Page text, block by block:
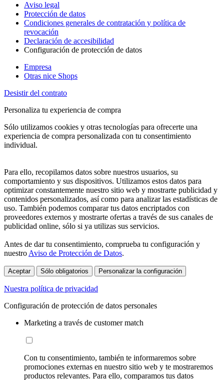
Aviso legal
Protección de datos
Condiciones generales de contratación y política de
revocación
Declaración de accesibilidad
Configuración de protección de datos
Empresa
Otras nice Shops
Desistir del contrato
Personaliza tu experiencia de compra
Sólo utilizamos cookies y otras tecnologías para ofrecerte una
experiencia de compra personalizada con tu consentimiento
individual.
Para ello, recopilamos datos sobre nuestros usuarios, su
comportamiento y sus dispositivos. Utilizamos estos datos para
optimizar constantemente nuestro sitio web y mostrarte publicidad y
contenidos personalizados, así como para analizar las estadísticas de
uso. También podemos comparar tus datos encriptados con
proveedores externos y mostrarte ofertas a través de sus canales de
publicidad online, sólo si ya utilizas sus servicios.
Antes de dar tu consentimiento, comprueba tu configuración y
nuestro Aviso de Protección de Datos.
Aceptar Sólo obligatorios Personalizar la configuración
Nuestra política de privacidad
Configuración de protección de datos personales
Marketing a través de customer match
Con tu consentimiento, también te informaremos sobre
promociones externas en nuestro sitio web y te mostraremos
productos relevantes. Para ello, comparamos tus datos